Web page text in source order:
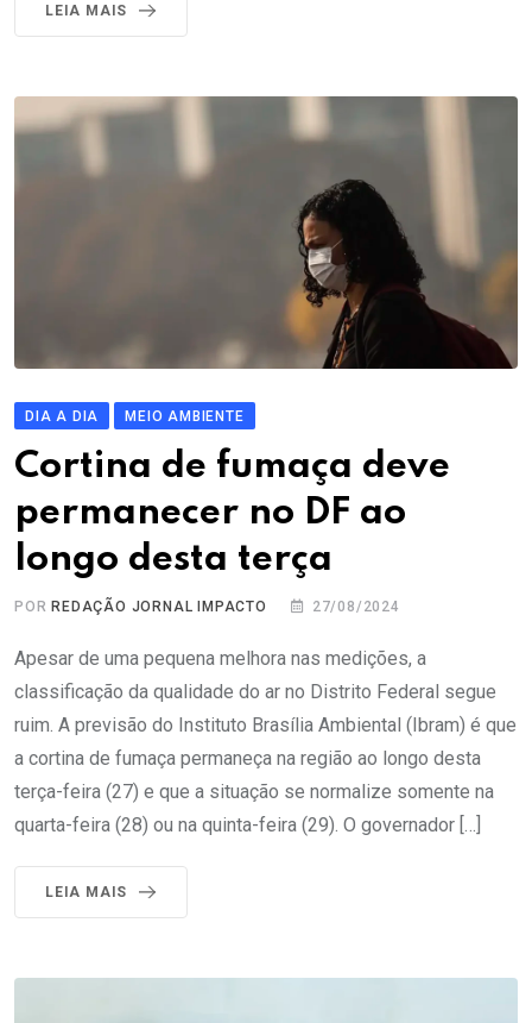
LEIA MAIS
DIA A DIA MEIO AMBIENTE
Cortina de fumaça deve
permanecer no DF ao
longo desta terça
POR REDAÇÃO JORNAL IMPACTO 27/08/2024
Apesar de uma pequena melhora nas medições, a
classificação da qualidade do ar no Distrito Federal segue
ruim. A previsão do Instituto Brasília Ambiental (Ibram) é que
a cortina de fumaça permaneça na região ao longo desta
terça-feira (27) e que a situação se normalize somente na
quarta-feira (28) ou na quinta-feira (29). O governador […]
LEIA MAIS